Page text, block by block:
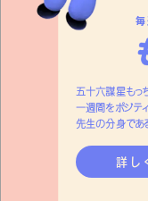
五十六謀星もっ
一週間をポジテ
先生の分身であ
詳し